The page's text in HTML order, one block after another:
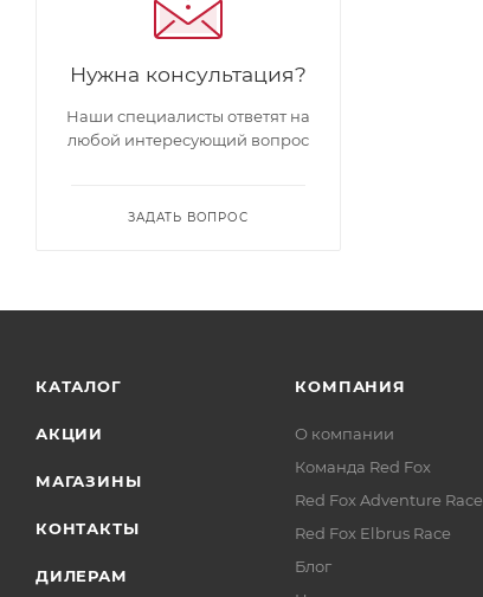
Нужна консультация?
Наши специалисты ответят на
любой интересующий вопрос
ЗАДАТЬ ВОПРОС
КАТАЛОГ
АКЦИИ
МАГАЗИНЫ
КОНТАКТЫ
ДИЛЕРАМ
КОМПАНИЯ
О компании
Команда Red Fox
Red Fox Adventure Race
Red Fox Elbrus Race
Блог